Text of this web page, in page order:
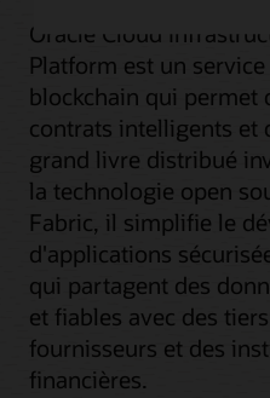
Oracle Cloud
Platform est un
blockchain qui permet
contrats intelligents et
grand livre distribué
la technologie open
Fabric, il simplifie le
d'applications
qui partagent des
et fiables avec des
fournisseurs et des
financières.